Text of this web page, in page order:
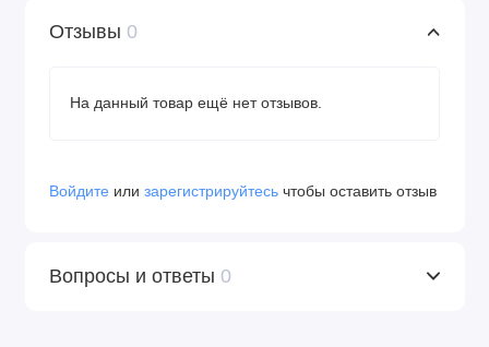
Отзывы 0
На данный товар ещё нет отзывов.
Войдите или зарегистрируйтесь чтобы оставить отзыв
Вопросы и ответы 0